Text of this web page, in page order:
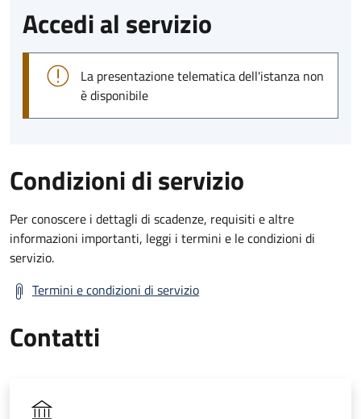
Accedi al servizio
La presentazione telematica dell'istanza non
è disponibile
Condizioni di servizio
Per conoscere i dettagli di scadenze, requisiti e altre
informazioni importanti, leggi i termini e le condizioni di
servizio.
Termini e condizioni di servizio
Contatti